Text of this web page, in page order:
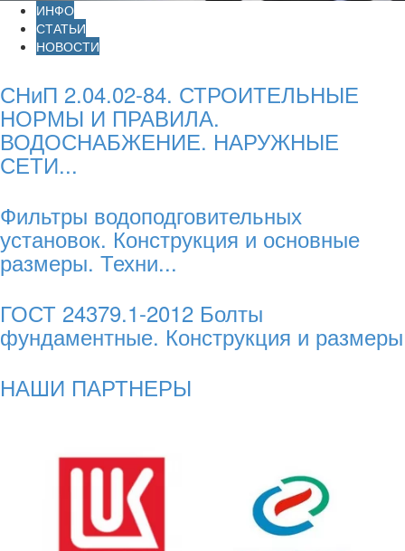
ИНФО
СТАТЬИ
НОВОСТИ
СНиП 2.04.02-84. СТРОИТЕЛЬНЫЕ
НОРМЫ И ПРАВИЛА.
ВОДОСНАБЖЕНИЕ. НАРУЖНЫЕ
СЕТИ...
Фильтры водоподговительных
установок. Конструкция и основные
размеры. Техни...
ГОСТ 24379.1-2012 Болты
фундаментные. Конструкция и размеры
НАШИ ПАРТНЕРЫ